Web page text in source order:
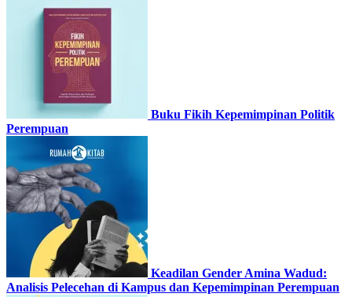
Buku Fikih Kepemimpinan Politik
Perempuan
Keadilan Gender Amina Wadud:
Analisis Pelecehan di Kampus dan Kepemimpinan Perempuan